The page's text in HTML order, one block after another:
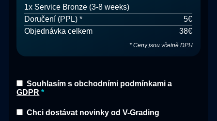
1x Service Bronze (3-8 weeks)
Doručení (PPL) *
5€
Objednávka celkem
38€
* Ceny jsou včetně DPH
Souhlasím sobchodními podmínkami a
GDPR
Chci dostávat novinky od V-Grading